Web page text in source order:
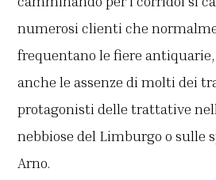
numerosi clienti che
frequentano le fiere
anche le assenze di molti dei
protagonisti delle trattative
nebbiose del Limburgo o sulle
Arno.